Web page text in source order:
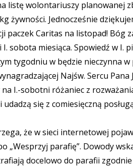
listę wolontariuszy planowanej
żywności. Jednocześnie
Caritas na listopad! Bóg
sobota miesiąca. Spowiedź w I.
tygodniu w będzie nieczynna
Najśw. Sercu
I.-sobotni różaniec z
udadzą się z comiesięczną
że w sieci internetowej
„Wesprzyj parafię”. Dowody
docelowo do parafii